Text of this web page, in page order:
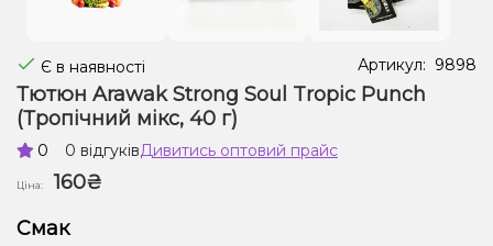
Є в наявності Артикул: 9898
Тютюн Arawak Strong Soul Tropic Punch
(Тропічний мікс, 40 г)
0 0 відгуківДивитись оптовий прайс
Ціна:
160₴
Смак